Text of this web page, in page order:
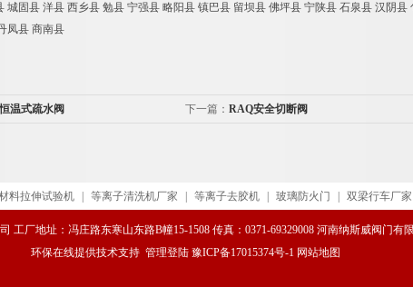
城固县 洋县 西乡县 勉县 宁强县 略阳县 镇巴县 留坝县 佛坪县 宁陕县 石泉县 汉阴
凤县 商南县
温式疏水阀 下一篇： RAQ安全切断阀
料拉伸试验机 等离子清洗机厂家 等离子去胶机 玻璃防火门 双梁行车厂家
工厂地址：冯庄路东寒山东路B幢15-1508 传真：0371-69329008 河南纳斯威阀门有
环保在线提供技术支持 管理登陆 豫ICP备17015374号-1 网站地图